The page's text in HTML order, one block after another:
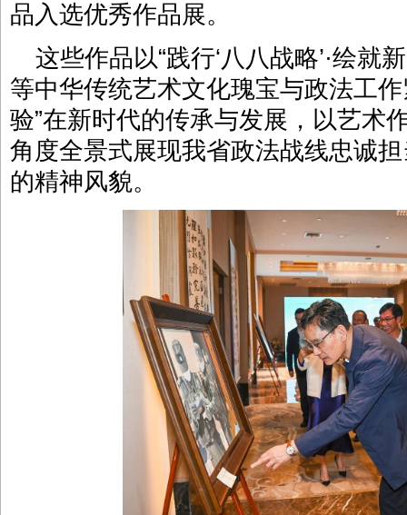
品入选优秀作品展。
这些作品以“践行‘八八战略’·绘就
等中华传统艺术文化瑰宝与政法工
验”在新时代的传承与发展，以艺术
角度全景式展现我省政法战线忠诚
的精神风貌。